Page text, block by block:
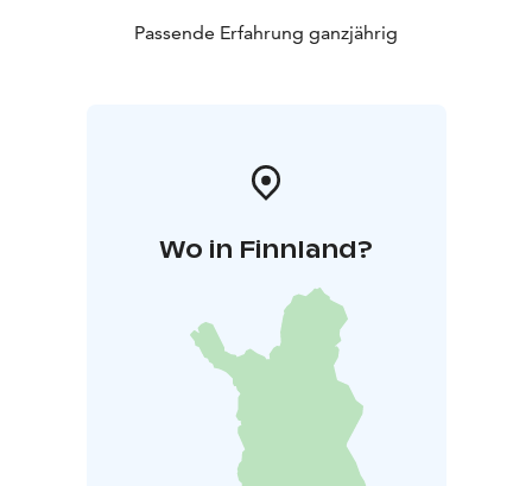
Passende Erfahrung ganzjährig
Wo in Finnland?